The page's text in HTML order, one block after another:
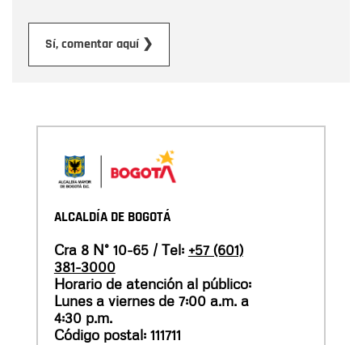
Sí, comentar aquí ❯
ALCALDÍA DE BOGOTÁ
Cra 8 N° 10-65 / Tel: +57 (601)
381-3000
Horario de atención al público:
Lunes a viernes de 7:00 a.m. a
4:30 p.m.
Código postal: 111711